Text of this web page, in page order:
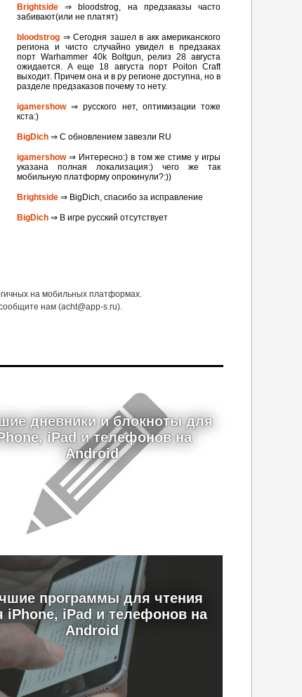
Brightside ⇒ bloodstrog, на предзаказы часто
забивают(или не платят)
bloodstrog ⇒ Сегодня зашел в акк американского
региона и чисто случайно увидел в предзаках
порт Warhammer 40k Boltgun, релиз 28 августа
ожидается. A eще 18 августа порт Poiton Сraft
выходит. Причем она и в ру регионе доступна, но в
разделе предзаказов почему то нету.
igamershow⇒ русского нет, оптимизации тоже
кста:)
BigDich ⇒ С обновлением завезли RU
igamershow⇒ Интересно:) в том же стиме у игры
указана полная локализация:) чего же так
мобильную платформу опрокинули?:))
Brightside ⇒ BigDich, спасибо за исправление
BigDich ⇒ В игре русский отсутствует
на мобильных платформах.
нам (acht@app-s.ru).
дневники и блокноты для
iPad и телефонов на
Android
программы для чтения
iPhone, iPad и телефонов на
Android